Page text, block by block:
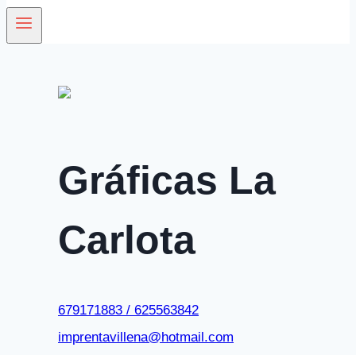
Gráficas La
Carlota
679171883 / 625563842
imprentavillena@hotmail.com